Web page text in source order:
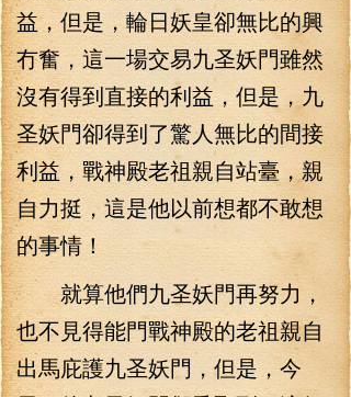
益，但是，輪日妖皇卻無比的興
冇奮，這一場交易九圣妖門雖然
沒有得到直接的利益，但是，九
圣妖門卻得到了驚人無比的間接
利益，戰神殿老祖親自站臺，親
自力挺，這是他以前想都不敢想
的事情！
就算他們九圣妖門再努力，
也不見得能門戰神殿的老祖親自
出馬庇護九圣妖門，但是，今